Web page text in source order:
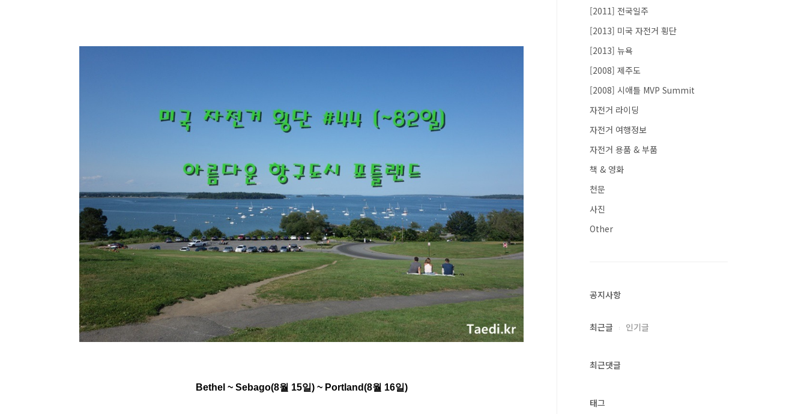
Bethel ~ Sebago(8월 15일) ~ Portland(8월 16일)
[2011] 전국일주
[2013] 미국 자전거 횡단
[2013] 뉴욕
[2008] 제주도
[2008] 시애틀 MVP Summit
자전거 라이딩
자전거 여행정보
자전거 용품 & 부품
책 & 영화
천문
사진
Other
공지사항
최근글 인기글
최근댓글
태그